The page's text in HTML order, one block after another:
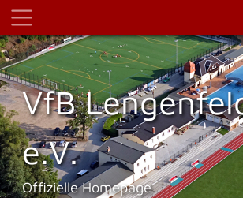
VfB
e.V.
Offizielle Homepage